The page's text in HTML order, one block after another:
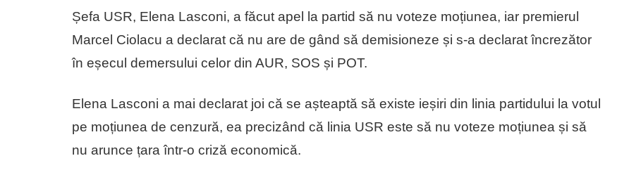
Șefa USR, Elena Lasconi, a făcut apel la partid să nu voteze moțiunea, iar premierul
Marcel Ciolacu a declarat că nu are de gând să demisioneze și s-a declarat încrezător
în eșecul demersului celor din AUR, SOS și POT.
Elena Lasconi a mai declarat joi că se așteaptă să existe ieșiri din linia partidului la votul
pe moțiunea de cenzură, ea precizând că linia USR este să nu voteze moțiunea și să
nu arunce țara într-o criză economică.